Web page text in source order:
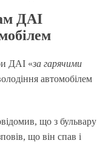
ДАІ
ДАІ «за гарячими
автомобілем
що з бульвару
що він спав і